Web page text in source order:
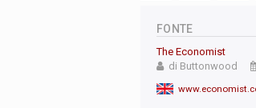
FONTE
The Economist
di Buttonwood